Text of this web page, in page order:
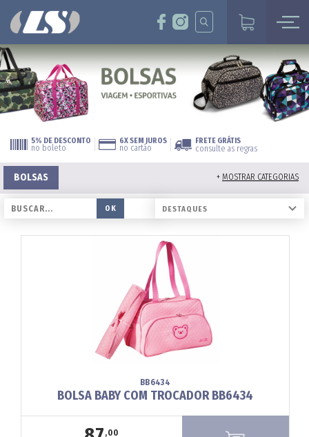
5% DE DESCONTO
no boleto
6X SEM JUROS
no cartão
FRETE GRÁTIS
consulte as regras
BOLSAS + MOSTRAR CATEGORIAS
BB6434
BOLSA BABY COM TROCADOR BB6434
,00